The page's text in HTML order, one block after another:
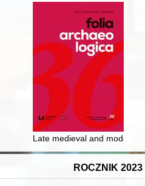
niej
"Dziadów" Adama Mickiewicza
Late medieval and modern
ROCZNIK 2023